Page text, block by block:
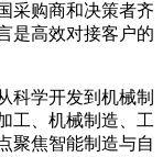
采购商和决策者齐
是高效对接客户的
科学开发到机械制
工、机械制造、工
聚焦智能制造与自